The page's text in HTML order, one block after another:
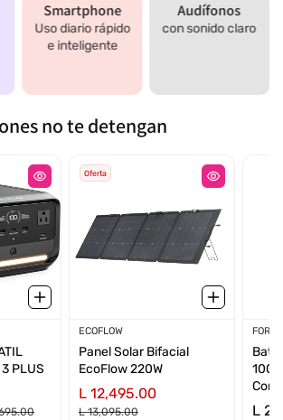
Smartphone
Uso diario rápido
e inteligente
Audífonos
con sonido claro
no te detengan
3 PLUS
Oferta
Proveedor:
ECOFLOW
Panel Solar Bifacial
EcoFlow 220W
L 12,495.00
L 13,095.00
FORZA
L